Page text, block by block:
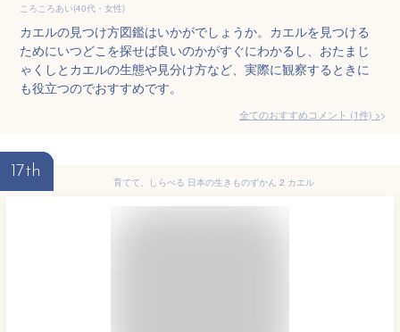
ころころあい(40代・女性)
カエルの見つけ方図鑑はいかがでしょうか。カエルを見つける
ためにいつどこを探せば良いのかがすぐにわかるし、おたまじ
ゃくしとカエルの生態や見分け方など、実際に観察するときに
も役立つのでおすすめです。
全てのおすすめコメント (1件) >
17th
育てて、しらべる 日本の生きものずかん 2 カエル